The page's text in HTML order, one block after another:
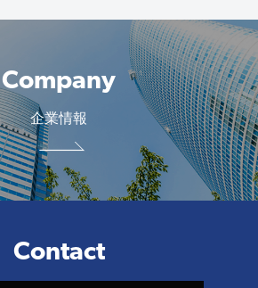
Contact
Company
企業情報